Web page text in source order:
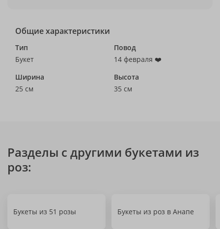
Общие характеристики
Тип
Букет
Повод
14 февраля ❤️
Ширина
25 см
Высота
35 см
Разделы с другими букетами из
роз:
Букеты из 51 розы Букеты из роз в Анапе